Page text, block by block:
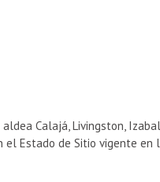
Calajá, Livingston,
Estado de Sitio vigente en